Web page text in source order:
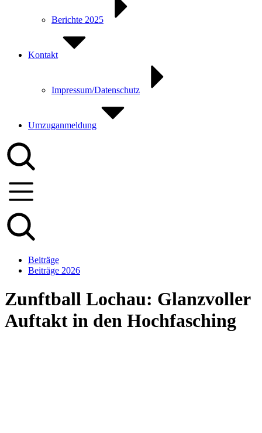
Berichte 2025
Kontakt
Impressum/Datenschutz
Umzuganmeldung
Beiträge
Beiträge 2026
Zunftball Lochau: Glanzvoller
Auftakt in den Hochfasching